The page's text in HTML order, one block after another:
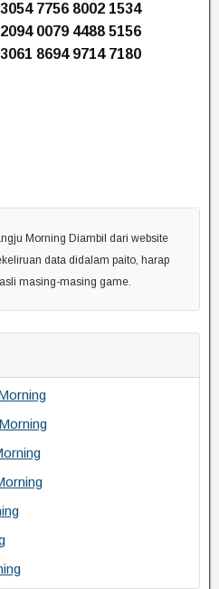
7756 8002 1534
0079 4488 5156
8694 9714 7180
Morning Diambil dari website
data didalam paito, harap
masing-masing game.